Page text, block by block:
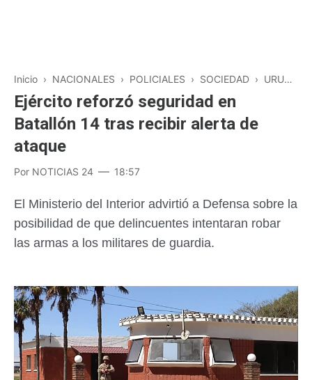
Inicio › NACIONALES › POLICIALES › SOCIEDAD › URUGUAY
Ejército reforzó seguridad en
Batallón 14 tras recibir alerta de
ataque
Por NOTICIAS 24 18:57
El Ministerio del Interior advirtió a Defensa sobre la
posibilidad de que delincuentes intentaran robar
las armas a los militares de guardia.